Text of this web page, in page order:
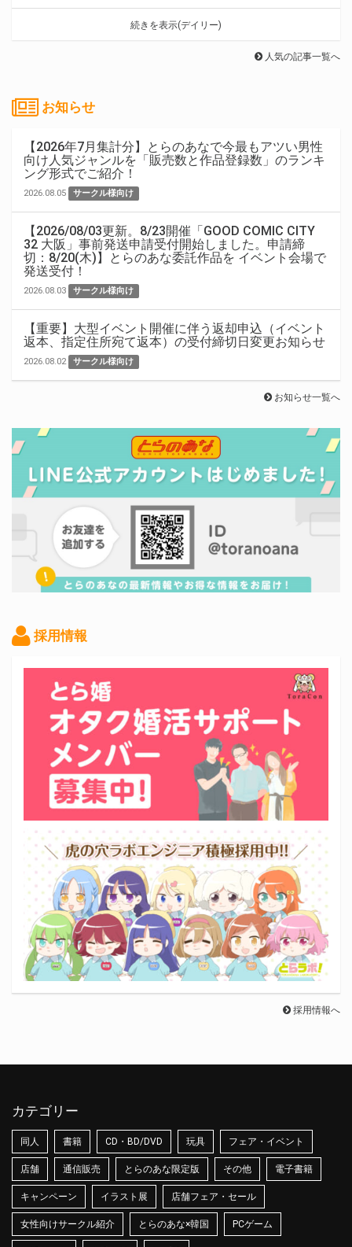
続きを表示(デイリー)
人気の記事一覧へ
お知らせ
【2026年7月集計分】とらのあなで今最もアツい男性
向け人気ジャンルを「販売数と作品登録数」のランキ
ング形式でご紹介！
2026.08.05 サークル様向け
【2026/08/03更新。8/23開催「GOOD COMIC CITY
32 大阪」事前発送申請受付開始しました。申請締
切：8/20(木)】とらのあな委託作品を イベント会場で
発送受付！
2026.08.03 サークル様向け
【重要】大型イベント開催に伴う返却申込（イベント
返本、指定住所宛て返本）の受付締切日変更お知らせ
2026.08.02 サークル様向け
お知らせ一覧へ
採用情報
採用情報へ
カテゴリー
同人 書籍 CD・BD/DVD 玩具 フェア・イベント
店舗 通信販売 とらのあな限定版 その他 電子書籍
キャンペーン イラスト展 店舗フェア・セール
女性向けサークル紹介 とらのあな×韓国 PCゲーム